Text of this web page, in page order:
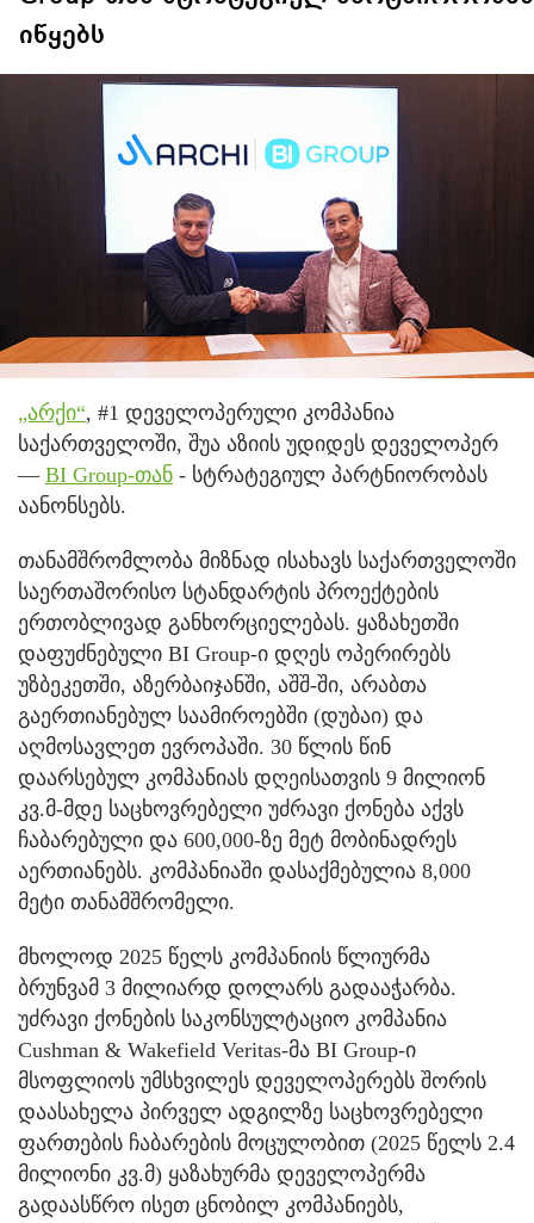
იწყებს
„არქი“, #1 დეველოპერული კომპანია
საქართველოში, შუა აზიის უდიდეს დეველოპერ
— BI Group-თან - სტრატეგიულ პარტნიორობას
აანონსებს.
თანამშრომლობა მიზნად ისახავს საქართველოში
საერთაშორისო სტანდარტის პროექტების
ერთობლივად განხორციელებას. ყაზახეთში
დაფუძნებული BI Group-ი დღეს ოპერირებს
უზბეკეთში, აზერბაიჯანში, აშშ-ში, არაბთა
გაერთიანებულ საამიროებში (დუბაი) და
აღმოსავლეთ ევროპაში. 30 წლის წინ
დაარსებულ კომპანიას დღეისათვის 9 მილიონ
კვ.მ-მდე საცხოვრებელი უძრავი ქონება აქვს
ჩაბარებული და 600,000-ზე მეტ მობინადრეს
აერთიანებს. კომპანიაში დასაქმებულია 8,000
მეტი თანამშრომელი.
მხოლოდ 2025 წელს კომპანიის წლიურმა
ბრუნვამ 3 მილიარდ დოლარს გადააჭარბა.
უძრავი ქონების საკონსულტაციო კომპანია
Cushman & Wakefield Veritas-მა BI Group-ი
მსოფლიოს უმსხვილეს დეველოპერებს შორის
დაასახელა პირველ ადგილზე საცხოვრებელი
ფართების ჩაბარების მოცულობით (2025 წელს 2.4
მილიონი კვ.მ) ყაზახურმა დეველოპერმა
გადაასწრო ისეთ ცნობილ კომპანიებს,